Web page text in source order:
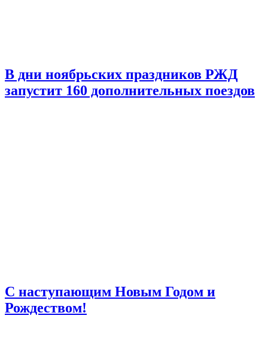
В дни ноябрьских праздников РЖД
запустит 160 дополнительных поездов
С наступающим Новым Годом и
Рождеством!